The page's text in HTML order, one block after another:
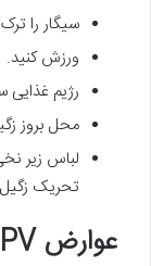
سیگار را
ورزش کنید.
رژیم غذایی
محل بروز
لباس زیر
تحریک
عوارض HPV